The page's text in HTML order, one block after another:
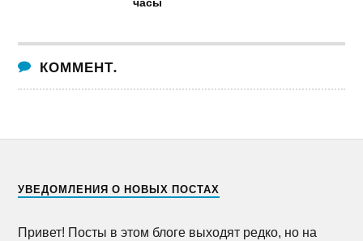
КОММЕНТ.
УВЕДОМЛЕНИЯ О НОВЫХ ПОСТАХ
Привет! Посты в этом блоге выходят редко, но на